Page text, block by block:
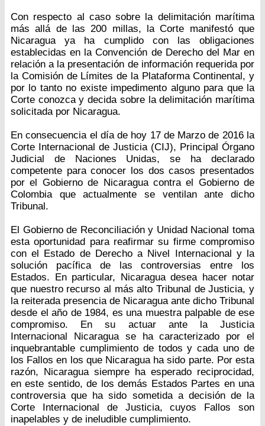
Con respecto al caso sobre la delimitación marítima
más allá de las 200 millas, la Corte manifestó que
Nicaragua ya ha cumplido con las obligaciones
establecidas en la Convención de Derecho del Mar en
relación a la presentación de información requerida por
la Comisión de Límites de la Plataforma Continental, y
por lo tanto no existe impedimento alguno para que la
Corte conozca y decida sobre la delimitación marítima
solicitada por Nicaragua.
En consecuencia el día de hoy 17 de Marzo de 2016 la
Corte Internacional de Justicia (CIJ), Principal Órgano
Judicial de Naciones Unidas, se ha declarado
competente para conocer los dos casos presentados
por el Gobierno de Nicaragua contra el Gobierno de
Colombia que actualmente se ventilan ante dicho
Tribunal.
El Gobierno de Reconciliación y Unidad Nacional toma
esta oportunidad para reafirmar su firme compromiso
con el Estado de Derecho a Nivel Internacional y la
solución pacífica de las controversias entre los
Estados. En particular, Nicaragua desea hacer notar
que nuestro recurso al más alto Tribunal de Justicia, y
la reiterada presencia de Nicaragua ante dicho Tribunal
desde el año de 1984, es una muestra palpable de ese
compromiso. En su actuar ante la Justicia
Internacional Nicaragua se ha caracterizado por el
inquebrantable cumplimiento de todos y cada uno de
los Fallos en los que Nicaragua ha sido parte. Por esta
razón, Nicaragua siempre ha esperado reciprocidad,
en este sentido, de los demás Estados Partes en una
controversia que ha sido sometida a decisión de la
Corte Internacional de Justicia, cuyos Fallos son
inapelables y de ineludible cumplimiento.